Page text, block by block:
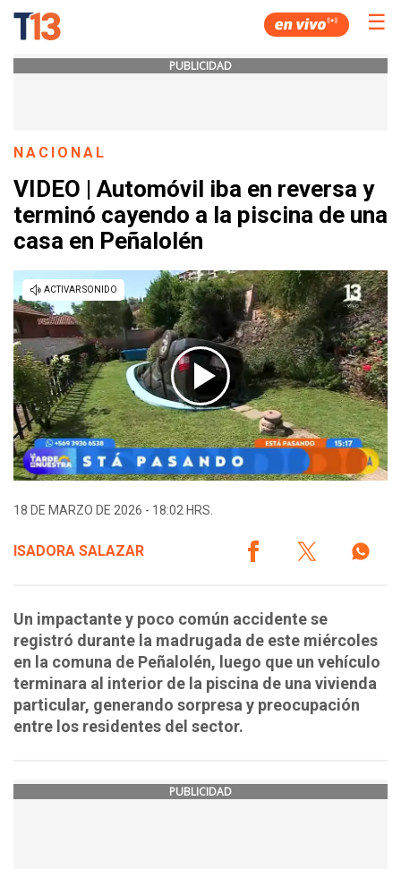
☰
PUBLICIDAD
NACIONAL
VIDEO | Automóvil iba en reversa y
terminó cayendo a la piscina de una
casa en Peñalolén
18 DE MARZO DE 2026 - 18:02 HRS.
ISADORA SALAZAR
Un impactante y poco común accidente se
registró durante la madrugada de este miércoles
en la comuna de Peñalolén, luego que un vehículo
terminara al interior de la piscina de una vivienda
particular, generando sorpresa y preocupación
entre los residentes del sector.
PUBLICIDAD